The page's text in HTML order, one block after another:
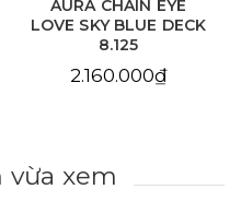
AURA CHAIN EYE
LOVE SKY BLUE DECK
8.125
2.160.000₫
vừa xem